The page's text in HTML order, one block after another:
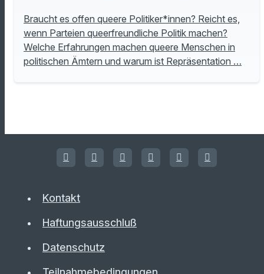
Braucht es offen queere Politiker*innen? Reicht es,
wenn Parteien queerfreundliche Politik machen?
Welche Erfahrungen machen queere Menschen in
politischen Ämtern und warum ist Repräsentation …
Kontakt
Haftungsausschluß
Datenschutz